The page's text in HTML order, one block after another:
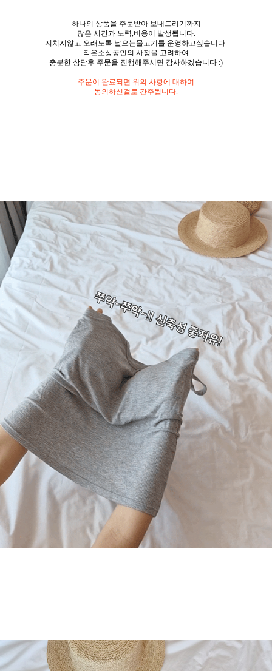
하나의 상품을 주문받아 보내드리기까지
많은 시간과 노력,비용이 발생됩니다.
지치지않고 오래도록 날으는물고기를 운영하고싶습니다-
작은소상공인의 사정을 고려하여
충분한 상담후 주문을 진행해주시면 감사하겠습니다 :)
주문이 완료되면 위의 사항에 대하여
동의하신걸로 간주됩니다.